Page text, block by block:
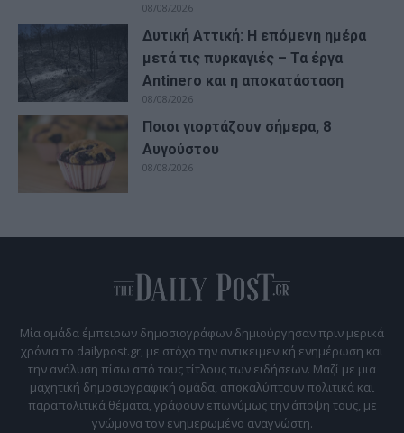
08/08/2026
Δυτική Αττική: Η επόμενη ημέρα
μετά τις πυρκαγιές – Τα έργα
Antinero και η αποκατάσταση
08/08/2026
Ποιοι γιορτάζουν σήμερα, 8
Αυγούστου
08/08/2026
Μία ομάδα έμπειρων δημοσιογράφων δημιούργησαν πριν μερικά
χρόνια το dailypost.gr, με στόχο την αντικειμενική ενημέρωση και
την ανάλυση πίσω από τους τίτλους των ειδήσεων. Μαζί με μια
μαχητική δημοσιογραφική ομάδα, αποκαλύπτουν πολιτικά και
παραπολιτικά θέματα, γράφουν επωνύμως την άποψη τους, με
γνώμονα τον ενημερωμένο αναγνώστη.